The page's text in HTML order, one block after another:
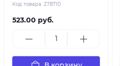
Код товара: 278710
523.00 руб.